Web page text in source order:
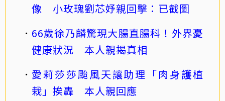
像 小玫瑰劉芯妤親回擊：已截圖
66歲徐乃麟驚現大腸直腸科！外界憂
健康狀況 本人親揭真相
愛莉莎莎颱風天讓助理「肉身護植
栽」挨轟 本人親回應